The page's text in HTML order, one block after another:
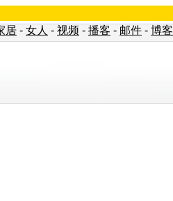
居 - 女人 - 视频 - 播客 - 邮件 - 博客